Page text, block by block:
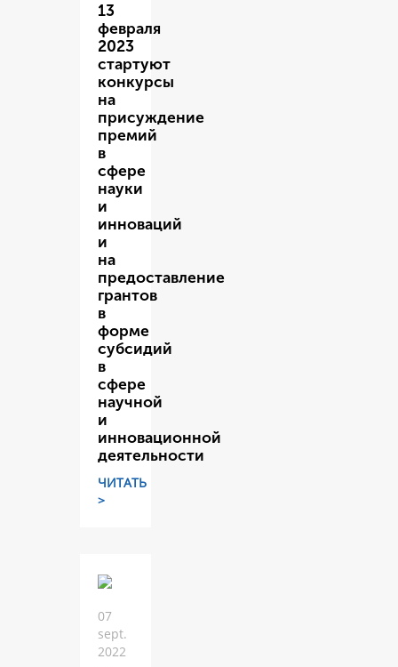
13
февраля
2023
стартуют
конкурсы
на
присуждение
премий
в
сфере
науки
и
инноваций
и
на
предоставление
грантов
в
форме
субсидий
в
сфере
научной
и
инновационной
деятельности
ЧИТАТЬ
>
07
sept.
2022